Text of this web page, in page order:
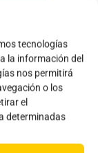
tecnologías
la información del
nos permitirá
o los
el
determinadas
del Futuro
emisiones
recursos. Para
necesidad,
producción
tecnológica,